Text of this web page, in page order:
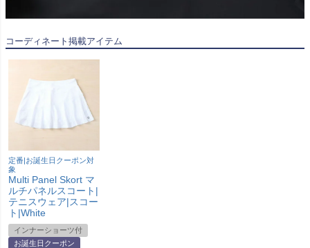
コーディネート掲載アイテム
定番|お誕生日クーポン対
象
Multi Panel Skort マ
ルチパネルスコート|
テニスウェア|スコー
ト|White
インナーショーツ付
お誕生日クーポン